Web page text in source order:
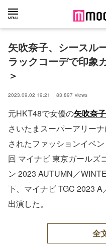
矢吹奈子、シースル
ラックコーデで印象
＞
2023.09.02 19:21 83,897 views
元HKT48で女優の矢吹奈子
さいたまスーパーアリー
されたファッションイベ
回 マイナビ 東京ガールズ
ン 2023 AUTUMN／
下、マイナビ TGC 2023 A
出演した。
全